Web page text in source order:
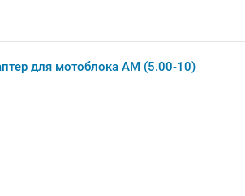
для мотоблока АМ (5.00-10)